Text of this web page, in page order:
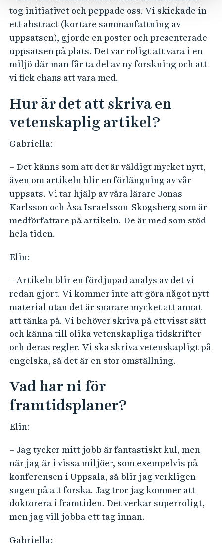
tog initiativet och peppade oss. Vi skickade in
ett abstract (kortare sammanfattning av
uppsatsen), gjorde en poster och presenterade
uppsatsen på plats. Det var roligt att vara i en
miljö där man får ta del av ny forskning och att
vi fick chans att vara med.
Hur är det att skriva en
vetenskaplig artikel?
Gabriella:
– Det känns som att det är väldigt mycket nytt,
även om artikeln blir en förlängning av vår
uppsats. Vi tar hjälp av våra lärare Jonas
Karlsson och Åsa Israelsson-Skogsberg som är
medförfattare på artikeln. De är med som stöd
hela tiden.
Elin:
– Artikeln blir en fördjupad analys av det vi
redan gjort. Vi kommer inte att göra något nytt
material utan det är snarare mycket att annat
att tänka på. Vi behöver skriva på ett visst sätt
och känna till olika vetenskapliga tidskrifter
och deras regler. Vi ska skriva vetenskapligt på
engelska, så det är en stor omställning.
Vad har ni för
framtidsplaner?
Elin:
– Jag tycker mitt jobb är fantastiskt kul, men
när jag är i vissa miljöer, som exempelvis på
konferensen i Uppsala, så blir jag verkligen
sugen på att forska. Jag tror jag kommer att
doktorera i framtiden. Det verkar superroligt,
men jag vill jobba ett tag innan.
Gabriella: